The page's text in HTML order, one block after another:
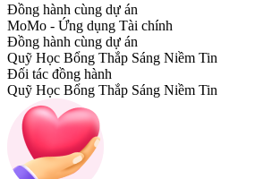
Đồng hành cùng dự án
MoMo - Ứng dụng Tài chính
Đồng hành cùng dự án
Quỹ Học Bổng Thắp Sáng Niềm Tin
Đối tác đồng hành
Quỹ Học Bổng Thắp Sáng Niềm Tin